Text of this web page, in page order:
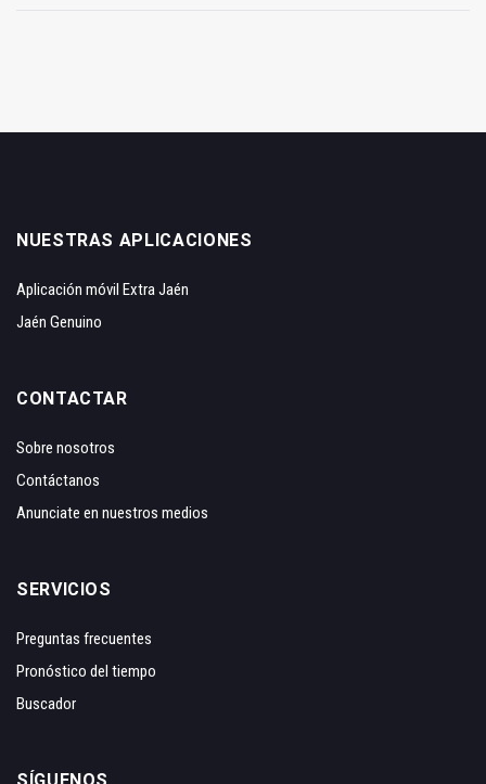
NUESTRAS APLICACIONES
Aplicación móvil Extra Jaén
Jaén Genuino
CONTACTAR
Sobre nosotros
Contáctanos
Anunciate en nuestros medios
SERVICIOS
Preguntas frecuentes
Pronóstico del tiempo
Buscador